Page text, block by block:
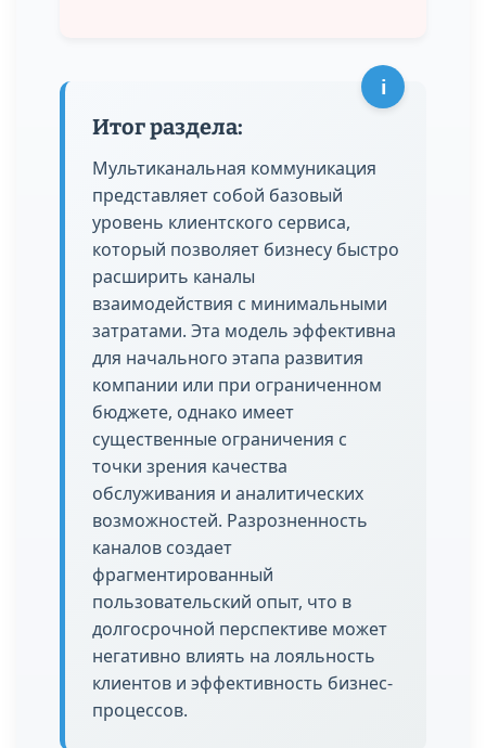
i
Итог раздела:
Мультиканальная коммуникация
представляет собой базовый
уровень клиентского сервиса,
который позволяет бизнесу быстро
расширить каналы
взаимодействия с минимальными
затратами. Эта модель эффективна
для начального этапа развития
компании или при ограниченном
бюджете, однако имеет
существенные ограничения с
точки зрения качества
обслуживания и аналитических
возможностей. Разрозненность
каналов создает
фрагментированный
пользовательский опыт, что в
долгосрочной перспективе может
негативно влиять на лояльность
клиентов и эффективность бизнес-
процессов.